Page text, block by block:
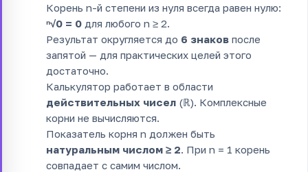
Корень n-й степени из нуля всегда равен нулю:
ⁿ√0 = 0 для любого n ≥ 2.
Результат округляется до 6 знаков после
запятой — для практических целей этого
достаточно.
Калькулятор работает в области
действительных чисел (ℝ). Комплексные
корни не вычисляются.
Показатель корня n должен быть
натуральным числом ≥ 2. При n = 1 корень
совпадает с самим числом.